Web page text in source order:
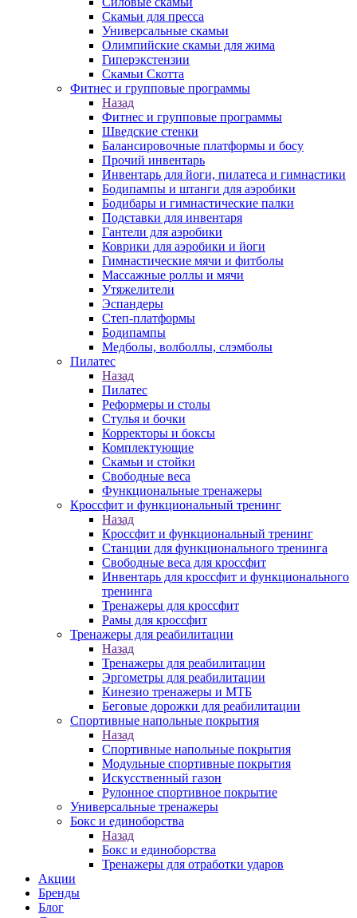
Скамьи для пресса
Универсальные скамьи
Олимпийские скамьи для жима
Гиперэкстензии
Скамьи Скотта
Фитнес и групповые программы
Назад
Фитнес и групповые программы
Шведские стенки
Балансировочные платформы и босу
Прочий инвентарь
Инвентарь для йоги, пилатеса и гимнастики
Бодипампы и штанги для аэробики
Бодибары и гимнастические палки
Подставки для инвентаря
Гантели для аэробики
Коврики для аэробики и йоги
Гимнастические мячи и фитболы
Массажные роллы и мячи
Утяжелители
Эспандеры
Степ-платформы
Бодипампы
Медболы, волболлы, слэмболы
Пилатес
Назад
Пилатес
Реформеры и столы
Стулья и бочки
Корректоры и боксы
Комплектующие
Скамьи и стойки
Свободные веса
Функциональные тренажеры
Кроссфит и функциональный тренинг
Назад
Кроссфит и функциональный тренинг
Станции для функционального тренинга
Свободные веса для кроссфит
Инвентарь для кроссфит и функционального
тренинга
Тренажеры для кроссфит
Рамы для кроссфит
Тренажеры для реабилитации
Назад
Тренажеры для реабилитации
Эргометры для реабилитации
Кинезио тренажеры и МТБ
Беговые дорожки для реабилитации
Спортивные напольные покрытия
Назад
Спортивные напольные покрытия
Модульные спортивные покрытия
Искусственный газон
Рулонное спортивное покрытие
Универсальные тренажеры
Бокс и единоборства
Назад
Бокс и единоборства
Тренажеры для отработки ударов
Акции
Бренды
Блог